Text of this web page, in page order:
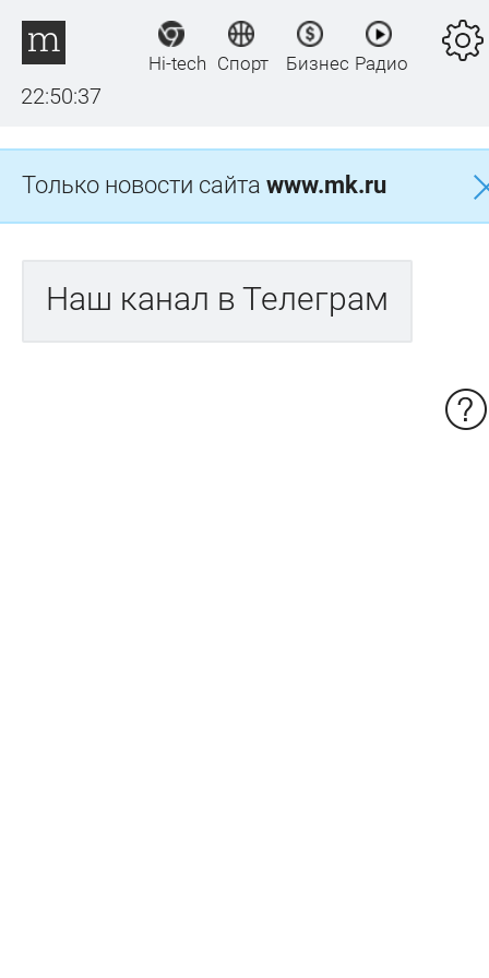
22:50:37
Hi-tech Спорт Бизнес Радио
Только новости сайта www.mk.ru
Наш канал в Телеграм